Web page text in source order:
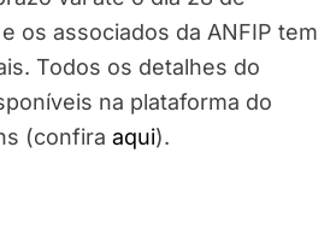
os associados da ANFIP tem
Todos os detalhes do
na plataforma do
(confira aqui).